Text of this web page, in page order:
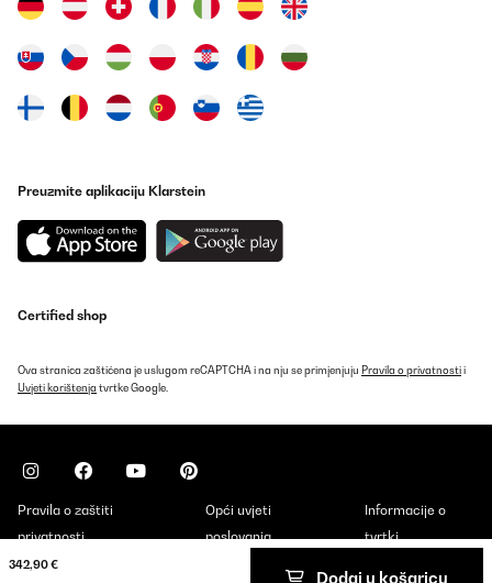
342,90 €
Dodaj u košaricu
Preuzmite aplikaciju Klarstein
Certified shop
Ova stranica zaštićena je uslugom reCAPTCHA i na nju se primjenjuju Pravila o privatnostii
Uvjeti korištenja tvrtke Google.
Pravila o zaštiti
privatnosti
Opći uvjeti
poslovanja
Informacije o
tvrtki